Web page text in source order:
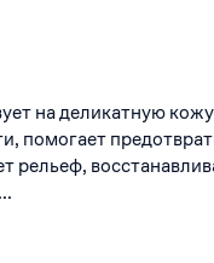
на деликатную
помогает
рельеф,